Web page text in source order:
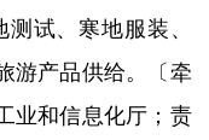
试、寒地服装、
游产品供给。〔牵
业和信息化厅；责